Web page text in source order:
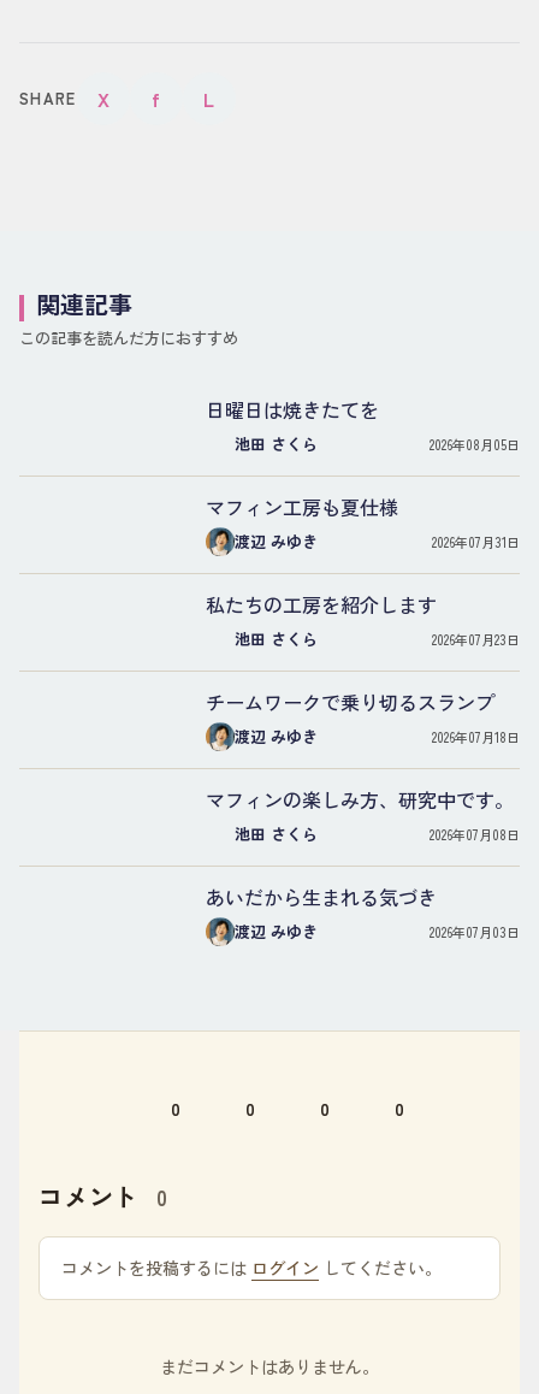
SHARE X f L
関連記事
この記事を読んだ方におすすめ
日曜日は焼きたてを
池田 さくら 2026年08月05日
マフィン工房も夏仕様
渡辺 みゆき 2026年07月31日
私たちの工房を紹介します
池田 さくら 2026年07月23日
チームワークで乗り切るスランプ
渡辺 みゆき 2026年07月18日
マフィンの楽しみ方、研究中です。
池田 さくら 2026年07月08日
あいだから生まれる気づき
渡辺 みゆき 2026年07月03日
0 0 0 0
コメント 0
コメントを投稿するには ログイン してください。
まだコメントはありません。